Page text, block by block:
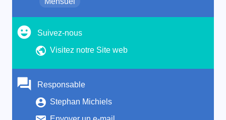
Suivez-nous
Visitez notre Site web
Responsable
Stephan Michiels